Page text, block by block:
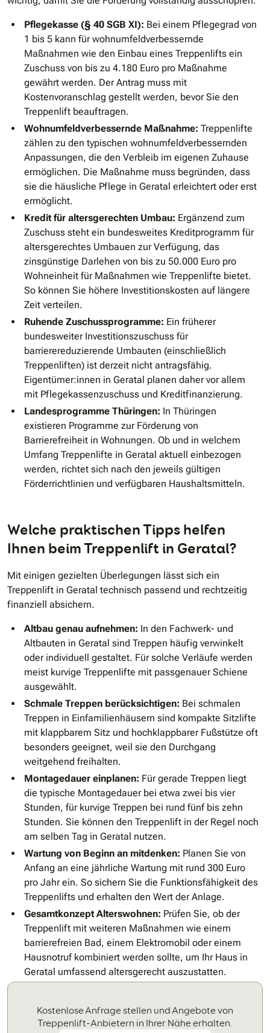
Pflegekasse (§ 40 SGB XI): Bei einem Pflegegrad von
1 bis 5 kann für wohnumfeldverbessernde
Maßnahmen wie den Einbau eines Treppenlifts ein
Zuschuss von bis zu 4.180 Euro pro Maßnahme
gewährt werden. Der Antrag muss mit
Kostenvoranschlag gestellt werden, bevor Sie den
Treppenlift beauftragen.
Wohnumfeldverbessernde Maßnahme: Treppenlifte
zählen zu den typischen wohnumfeldverbessernden
Anpassungen, die den Verbleib im eigenen Zuhause
ermöglichen. Die Maßnahme muss begründen, dass
sie die häusliche Pflege in Geratal erleichtert oder erst
ermöglicht.
Kredit für altersgerechten Umbau: Ergänzend zum
Zuschuss steht ein bundesweites Kreditprogramm für
altersgerechtes Umbauen zur Verfügung, das
zinsgünstige Darlehen von bis zu 50.000 Euro pro
Wohneinheit für Maßnahmen wie Treppenlifte bietet.
So können Sie höhere Investitionskosten auf längere
Zeit verteilen.
Ruhende Zuschussprogramme: Ein früherer
bundesweiter Investitionszuschuss für
barrierereduzierende Umbauten (einschließlich
Treppenliften) ist derzeit nicht antragsfähig.
Eigentümer:innen in Geratal planen daher vor allem
mit Pflegekassenzuschuss und Kreditfinanzierung.
Landesprogramme Thüringen: In Thüringen
existieren Programme zur Förderung von
Barrierefreiheit in Wohnungen. Ob und in welchem
Umfang Treppenlifte in Geratal aktuell einbezogen
werden, richtet sich nach den jeweils gültigen
Förderrichtlinien und verfügbaren Haushaltsmitteln.
Welche praktischen Tipps helfen
Ihnen beim Treppenlift in Geratal?
Mit einigen gezielten Überlegungen lässt sich ein
Treppenlift in Geratal technisch passend und rechtzeitig
finanziell absichern.
Altbau genau aufnehmen: In den Fachwerk- und
Altbauten in Geratal sind Treppen häufig verwinkelt
oder individuell gestaltet. Für solche Verläufe werden
meist kurvige Treppenlifte mit passgenauer Schiene
ausgewählt.
Schmale Treppen berücksichtigen: Bei schmalen
Treppen in Einfamilienhäusern sind kompakte Sitzlifte
mit klappbarem Sitz und hochklappbarer Fußstütze oft
besonders geeignet, weil sie den Durchgang
weitgehend freihalten.
Montagedauer einplanen: Für gerade Treppen liegt
die typische Montagedauer bei etwa zwei bis vier
Stunden, für kurvige Treppen bei rund fünf bis zehn
Stunden. Sie können den Treppenlift in der Regel noch
am selben Tag in Geratal nutzen.
Wartung von Beginn an mitdenken: Planen Sie von
Anfang an eine jährliche Wartung mit rund 300 Euro
pro Jahr ein. So sichern Sie die Funktionsfähigkeit des
Treppenlifts und erhalten den Wert der Anlage.
Gesamtkonzept Alterswohnen: Prüfen Sie, ob der
Treppenlift mit weiteren Maßnahmen wie einem
barrierefreien Bad, einem Elektromobil oder einem
Hausnotruf kombiniert werden sollte, um Ihr Haus in
Geratal umfassend altersgerecht auszustatten.
Kostenlose Anfrage stellen und Angebote von
Treppenlift-Anbietern in Ihrer Nähe erhalten.